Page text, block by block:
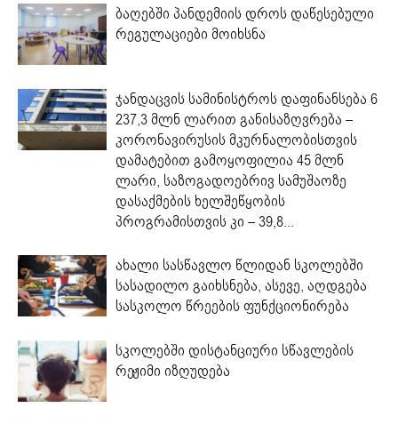
ბაღებში პანდემიის დროს დაწესებული
რეგულაციები მოიხსნა
ჯანდაცვის სამინისტროს დაფინანსება 6
237,3 მლნ ლარით განისაზღვრება –
კორონავირუსის მკურნალობისთვის
დამატებით გამოყოფილია 45 მლნ
ლარი, საზოგადოებრივ სამუშაოზე
დასაქმების ხელშეწყობის
პროგრამისთვის კი – 39,8...
ახალი სასწავლო წლიდან სკოლებში
სასადილო გაიხსნება, ასევე, აღდგება
სასკოლო წრეების ფუნქციონირება
სკოლებში დისტანციური სწავლების
რეჟიმი იზღუდება